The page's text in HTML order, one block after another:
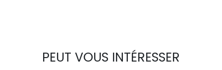
PEUT VOUS INTÉRESSER